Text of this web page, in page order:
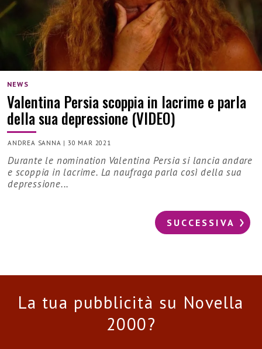
NEWS
Valentina Persia scoppia in lacrime e parla
della sua depressione (VIDEO)
ANDREA SANNA |30 MAR 2021
Durante le nomination Valentina Persia si lancia andare
e scoppia in lacrime. La naufraga parla così della sua
depressione...
SUCCESSIVA
La tua pubblicità su Novella
2000?